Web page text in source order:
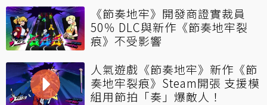
《節奏地牢》開發商證實裁員
50％ DLC與新作《節奏地牢裂
痕》不受影響
人氣遊戲《節奏地牢》新作《節
奏地牢裂痕》Steam開張 支援模
組用節拍「奏」爆敵人！